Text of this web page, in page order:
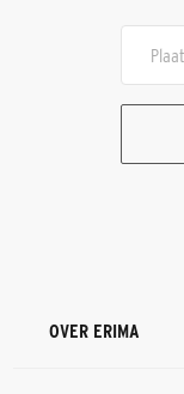
OVER ERIMA